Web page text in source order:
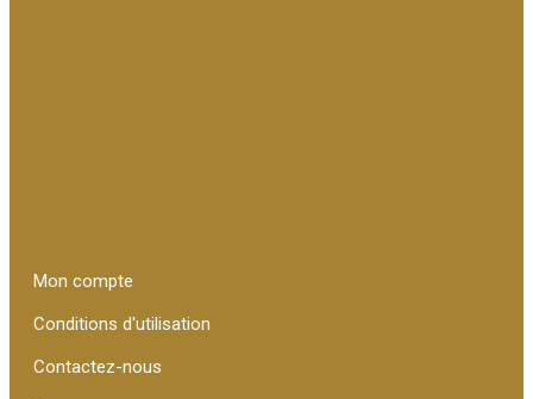
Mon compte
Conditions d'utilisation
Contactez-nous